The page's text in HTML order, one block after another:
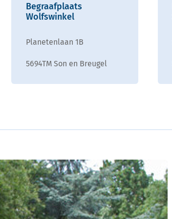
Begraafplaats
Wolfswinkel
Planetenlaan 1B
5694TM Son en Breugel